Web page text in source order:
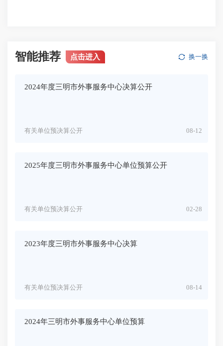
智能推荐 点击进入 换一换
2024年度三明市外事服务中心决算公开
08-12
有关单位预决算公开
2025年度三明市外事服务中心单位预算公开
02-28
有关单位预决算公开
2023年度三明市外事服务中心决算
08-14
有关单位预决算公开
2024年三明市外事服务中心单位预算